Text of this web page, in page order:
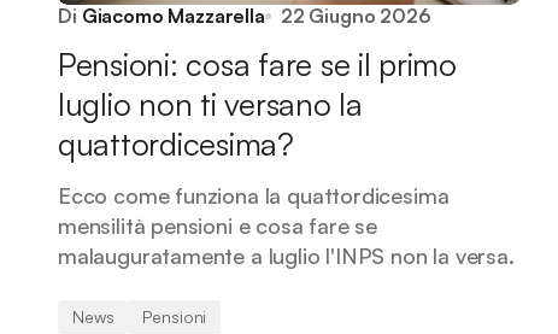
Di Giacomo Mazzarella 22 Giugno 2026
Pensioni: cosa fare se il primo
luglio non ti versano la
quattordicesima?
Ecco come funziona la quattordicesima
mensilità pensioni e cosa fare se
malauguratamente a luglio l'INPS non la versa.
News Pensioni